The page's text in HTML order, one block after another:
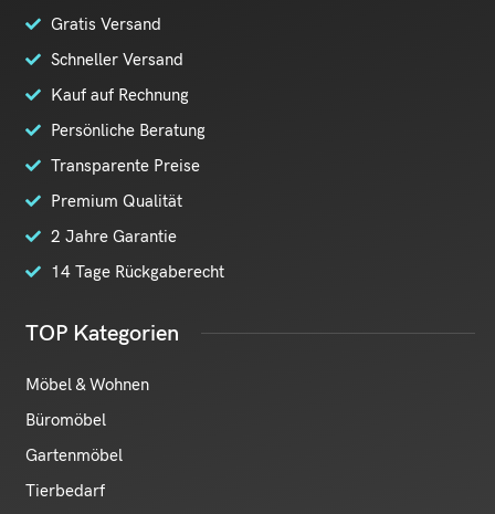
Gratis Versand
Schneller Versand
Kauf auf Rechnung
Persönliche Beratung
Transparente Preise
Premium Qualität
2 Jahre Garantie
14 Tage Rückgaberecht
TOP Kategorien
Möbel & Wohnen
Büromöbel
Gartenmöbel
Tierbedarf